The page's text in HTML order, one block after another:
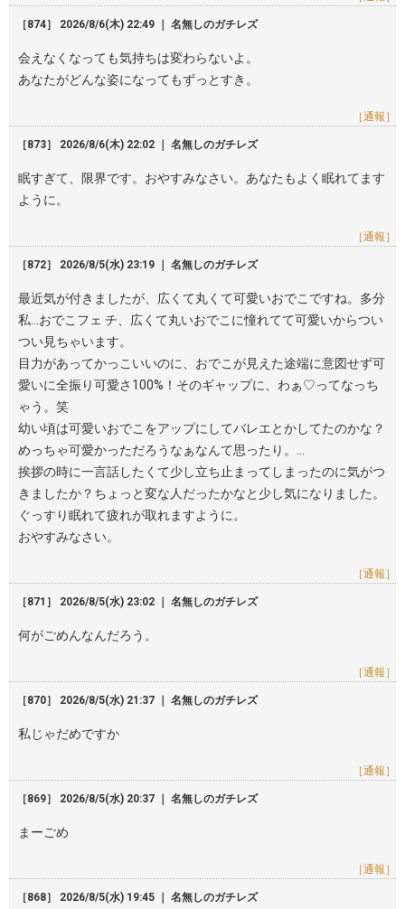
［874］ 2026/8/6(木) 22:49 ｜ 名無しのガチレズ
会えなくなっても気持ちは変わらないよ。
あなたがどんな姿になってもずっとすき。
［通報］
［873］ 2026/8/6(木) 22:02 ｜ 名無しのガチレズ
眠すぎて、限界です。おやすみなさい。あなたもよく眠れてます
ように。
［通報］
［872］ 2026/8/5(水) 23:19 ｜ 名無しのガチレズ
最近気が付きましたが、広くて丸くて可愛いおでこですね。多分
私…おでこフェ チ、広くて丸いおでこに憧れてて可愛いからつい
つい見ちゃいます。
目力があってかっこいいのに、おでこが見えた途端に意図せず可
愛いに全振り可愛さ100%！そのギャップに、わぁ♡ってなっち
ゃう。笑
幼い頃は可愛いおでこをアップにしてバレエとかしてたのかな？
めっちゃ可愛かっただろうなぁなんて思ったり。…
挨拶の時に一言話したくて少し立ち止まってしまったのに気がつ
きましたか？ちょっと変な人だったかなと少し気になりました。
ぐっすり眠れて疲れが取れますように。
おやすみなさい。
［通報］
［871］ 2026/8/5(水) 23:02 ｜ 名無しのガチレズ
何がごめんなんだろう。
［通報］
［870］ 2026/8/5(水) 21:37 ｜ 名無しのガチレズ
私じゃだめですか
［通報］
［869］ 2026/8/5(水) 20:37 ｜ 名無しのガチレズ
まーごめ
［通報］
［868］ 2026/8/5(水) 19:45 ｜ 名無しのガチレズ